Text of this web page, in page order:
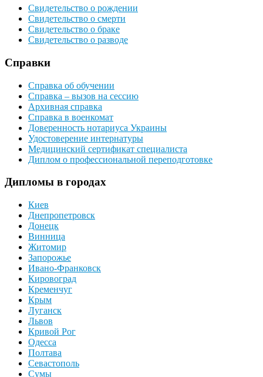
Свидетельство о рождении
Свидетельство о смерти
Свидетельство о браке
Свидетельство о разводе
Справки
Справка об обучении
Справка – вызов на сессию
Архивная справка
Справка в военкомат
Доверенность нотариуса Украины
Удостоверение интернатуры
Медицинский сертификат специалиста
Диплом о профессиональной переподготовке
Дипломы в городах
Киев
Днепропетровск
Донецк
Винница
Житомир
Запорожье
Ивано-Франковск
Кировоград
Кременчуг
Крым
Луганск
Львов
Кривой Рог
Одесса
Полтава
Севастополь
Сумы